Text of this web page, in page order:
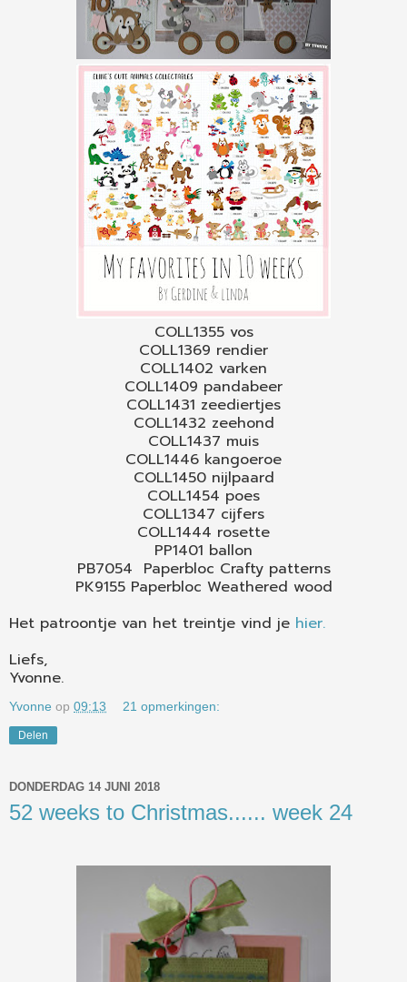
COLL1355 vos
COLL1369 rendier
COLL1402 varken
COLL1409 pandabeer
COLL1431 zeediertjes
COLL1432 zeehond
COLL1437 muis
COLL1446 kangoeroe
COLL1450 nijlpaard
COLL1454 poes
COLL1347 cijfers
COLL1444 rosette
PP1401 ballon
PB7054 Paperbloc Crafty patterns
PK9155 Paperbloc Weathered wood
Het patroontje van het treintje vind je hier.
Liefs,
Yvonne.
Yvonne op 09:13 21 opmerkingen:
Delen
DONDERDAG 14 JUNI 2018
52 weeks to Christmas...... week 24